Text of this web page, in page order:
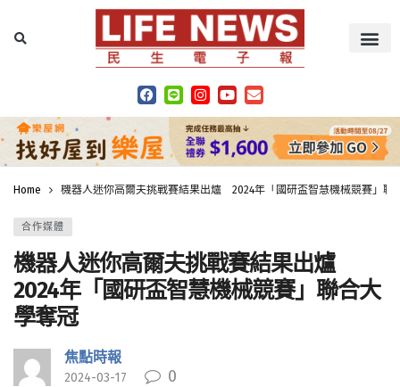
Home 機器人迷你高爾夫挑戰賽結果出爐 2024年「國研盃智慧機械競賽」聯
合作媒體
機器人迷你高爾夫挑戰賽結果出爐
2024年「國研盃智慧機械競賽」聯合大
學奪冠
焦點時報
2024-03-17 0